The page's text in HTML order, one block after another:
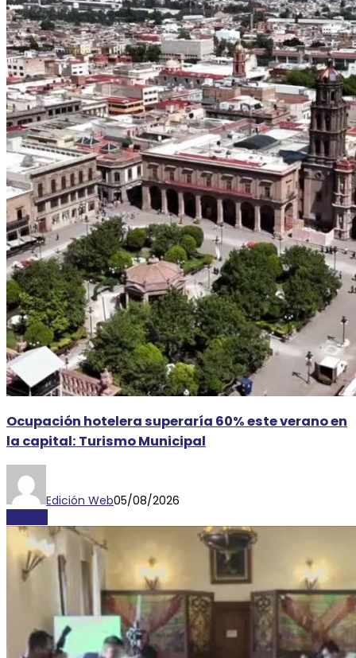
Ocupación hotelera superaría 60% este verano en
la capital: Turismo Municipal
Edición Web05/08/2026